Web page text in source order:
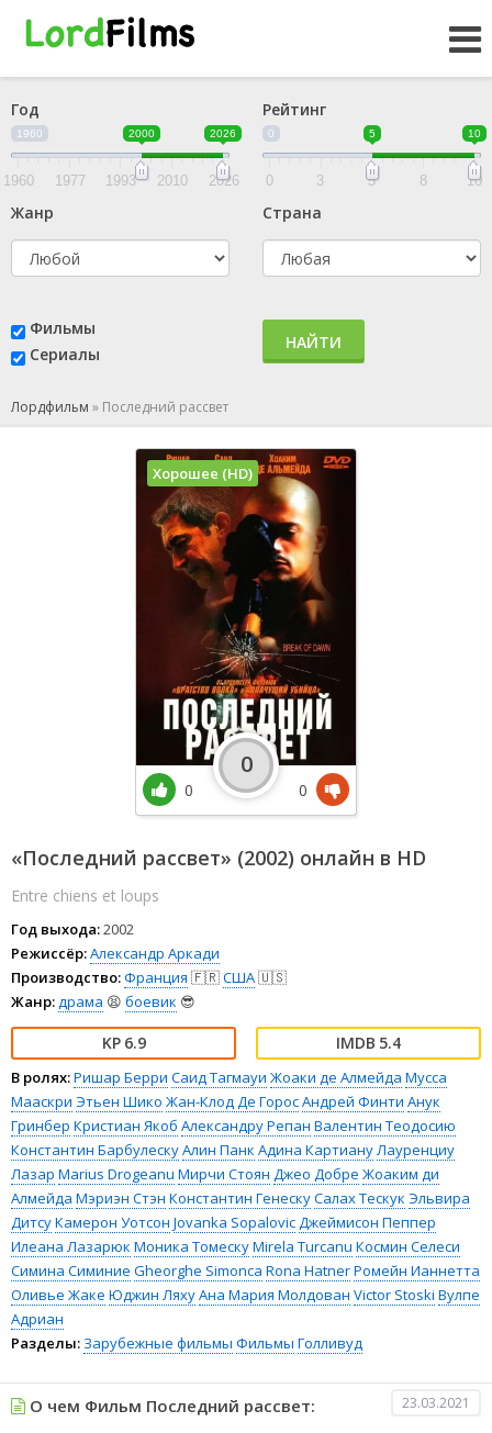
Год
1960 2000 2026
1960 1977 1993 2010 2026
Рейтинг
0 5 10
0 3 5 8 10
Жанр Страна
Фильмы
Сериалы
НАЙТИ
Лордфильм » Последний рассвет
«Последний рассвет» (2002) онлайн в HD
Entre chiens et loups
Год выхода:2002
Режиссёр:Александр Аркади
Производство:Франция 🇫🇷США🇺🇸
Жанр:драма 😫 боевик 😎
6.9 5.4
В ролях:Ришар Берри Саид Тагмауи Жоаки де Алмейда Мусса
Мааскри Этьен Шико Жан-Клод Де ГоросАндрей Финти Анук
Гринбер Кристиан Якоб Александру Репан Валентин Теодосию
Константин БарбулескуАлин Панк Адина КартиануЛауренциу
Лазар Marius Drogeanu Мирчи Стоян Джео Добре Жоаким ди
Алмейда Мэриэн Стэн Константин ГенескуСалах Тескук Эльвира
ДитсуКамерон Уотсон Jovanka SopalovicДжеймисон Пеппер
Илеана Лазарюк Моника ТомескуMirela Turcanu Космин Селеси
Симина Симиние Gheorghe Simonca Rona HatnerРомейн Ианнетта
Оливье Жаке Юджин ЛяхуАна Мария Молдован Victor Stoski Вулпе
Адриан
Разделы: Зарубежные фильмы Фильмы Голливуд
Хорошее (HD)
0
0
0
О чем Фильм Последний рассвет: 23.03.2021